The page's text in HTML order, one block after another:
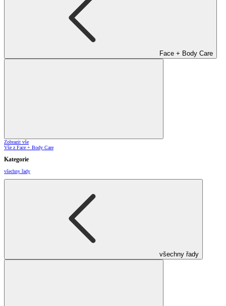
Face + Body Care
Zobrazit vše
Vše z Face + Body Care
Kategorie
všechny řady
všechny řady